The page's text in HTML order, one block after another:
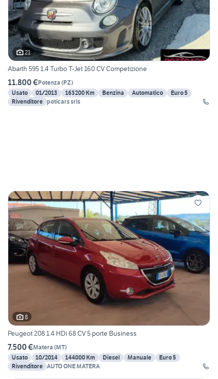
21
Abarth 595 1.4 Turbo T-Jet 160 CV Competizione
11.800 €Potenza (PZ)
Usato
01/2013 163200 Km Benzina Automatico
Euro 5
Rivenditore poticars srls
8
Peugeot 208 1.4 HDi 68 CV 5 porte Business
7.500 €Matera (MT)
Usato
10/2014 144000 Km Diesel Manuale
Euro 5
Rivenditore AUTO ONE MATERA